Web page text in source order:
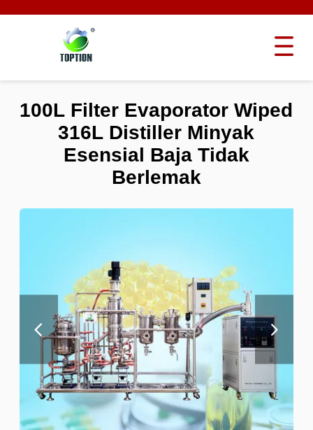
100L Filter Evaporator Wiped
316L Distiller Minyak
Esensial Baja Tidak
Berlemak